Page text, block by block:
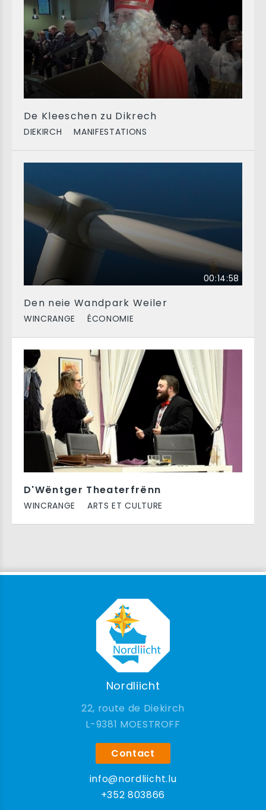
De Kleeschen zu Dikrech
DIEKIRCH MANIFESTATIONS
00:14:58
Den neie Wandpark Weiler
WINCRANGE ÉCONOMIE
D'Wëntger Theaterfrënn
WINCRANGE ARTS ET CULTURE
Nordliicht
22, route de Diekirch
9381 MOESTROFF
Contact
info@nordliicht.lu
+352 803866